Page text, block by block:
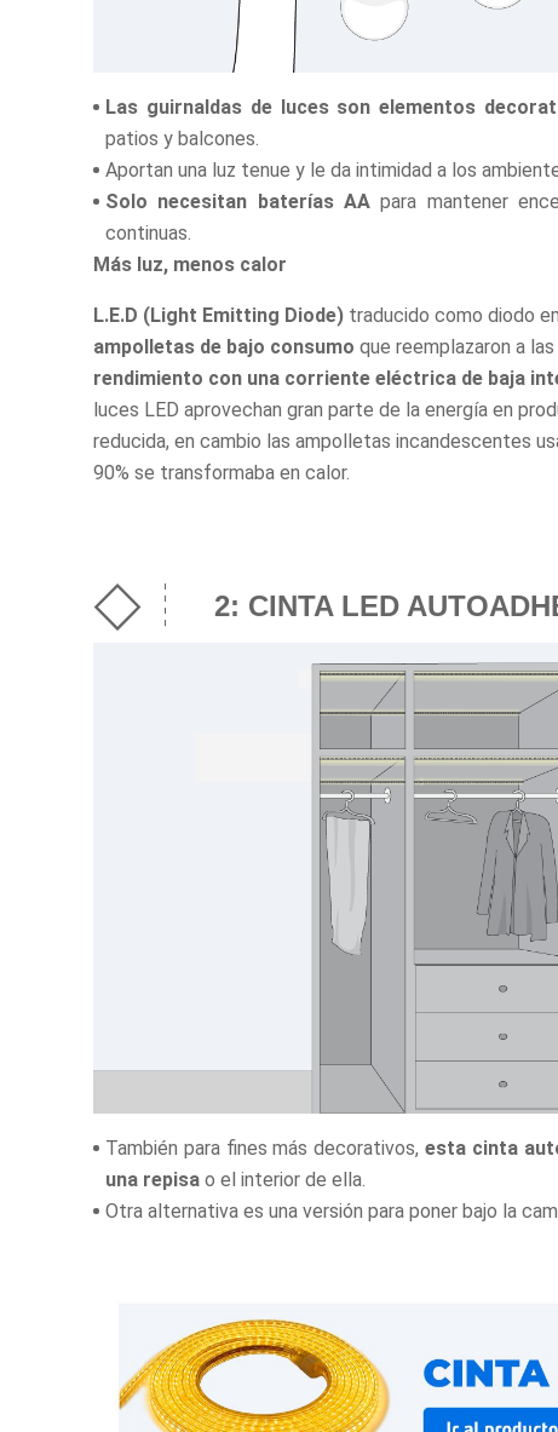
Las guirnaldas de luces son elementos
patios y balcones.
Aportan una luz tenue y le da intimidad a los
Solo necesitan baterías AA para mantener
continuas.
Más luz, menos calor
L.E.D (Light Emitting Diode) traducido como diodo
ampolletas de bajo consumo que reemplazaron a
rendimiento con una corriente eléctrica de baja
luces LED aprovechan gran parte de la energía en
reducida, en cambio las ampolletas incandescentes
90% se transformaba en calor.
2: CINTA LED
También para fines más decorativos,esta cinta
una repisa o el interior de ella.
Otra alternativa es una versión para poner bajo la